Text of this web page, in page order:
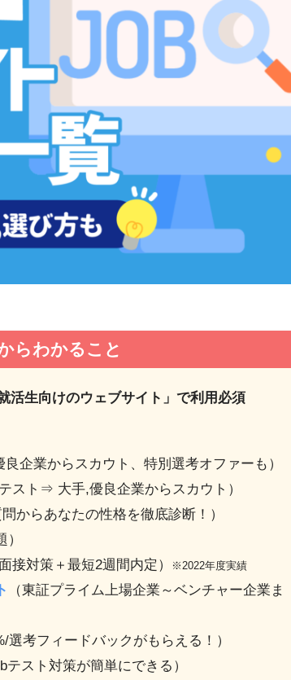
らわかること
活生向けのウェブサイト」で利用必須
企業からスカウト、特別選考オファーも）
スト⇒ 大手,優良企業からスカウト）
問からあなたの性格を徹底診断！）
接対策＋最短2週間内定） ※2022年度実績
（東証プライム上場企業～ベンチャー企業ま
選考フィードバックがもらえる！）
テスト対策が簡単にできる）